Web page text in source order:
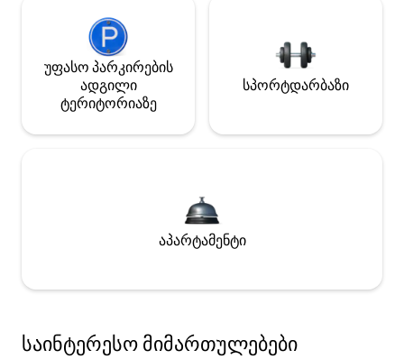
უფასო პარკირების
ადგილი
ტერიტორიაზე
სპორტდარბაზი
აპარტამენტი
საინტერესო მიმართულებები